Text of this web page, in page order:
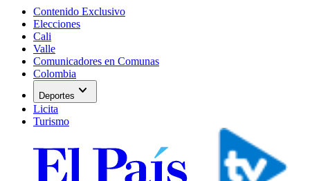
Contenido Exclusivo
Elecciones
Cali
Valle
Comunicadores en Comunas
Colombia
Deportes expand_more
Licita
Turismo